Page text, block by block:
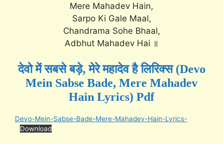
Mere Mahadev Hain,
Sarpo Ki Gale Maal,
Chandrama Sohe Bhaal,
Adbhut Mahadev Hai ॥
देवो में सबसे बड़े, मेरे महादेव है लिरिक्स (Devo
Mein Sabse Bade, Mere Mahadev
Hain Lyrics) Pdf
Devo-Mein-Sabse-Bade-Mere-Mahadev-Hain-Lyrics-
Download